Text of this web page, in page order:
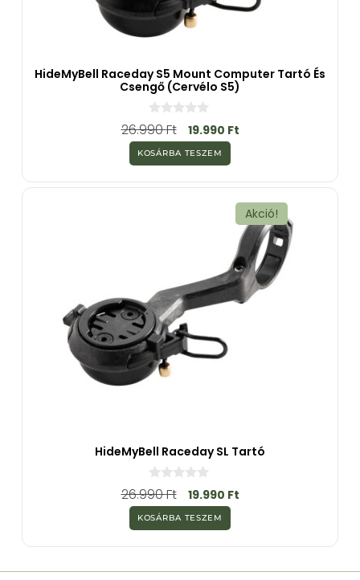
HideMyBell Raceday S5 Mount Computer Tartó És
Csengő (Cervélo S5)
0
a
5
-
b
ő
26.990Ft 19.990 Ft
KOSÁRBA TESZEM
Akció!
HideMyBell Raceday SL Tartó
0
a
5
-
b
26.990Ft 19.990 Ft
KOSÁRBA TESZEM